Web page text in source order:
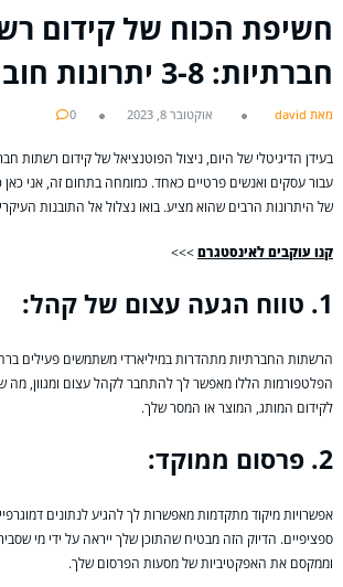
חשיפת הכוח של קידום
חברתיות: 3-8 יתרונות חובה לדעת
מאת david אוקטובר 8, 2023 0
בעידן הדיגיטלי של היום, ניצול הפוטנציאל של קידום רשתות
עבור עסקים ואנשים פרטיים כאחד. כמומחה בתחום זה, אני
של היתרונות הרבים שהוא מציע. בואו נצלול אל התובנות
קנו עוקבים לאינסטגרם>>>
1. טווח הגעה עצום של קהל:
הרשתות החברתיות מתהדרות במיליארדי משתמשים פעילים
הפלטפורמות הללו מאפשר לך להתחבר לקהל עצום ומגוון, מה
לקידום המותג, המוצר או המסר שלך.
2. פרסום ממוקד:
אפשרויות מיקוד מתקדמות מאפשרות לך להגיע לנתונים
ספציפיים. הדיוק הזה מבטיח שהתוכן שלך ייראה על ידי מי
וממקסם את האפקטיביות של מסעות הפרסום שלך.